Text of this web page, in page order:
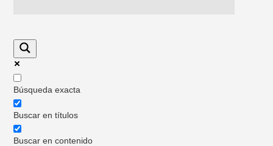
Búsqueda exacta
Buscar en títulos
Buscar en contenido